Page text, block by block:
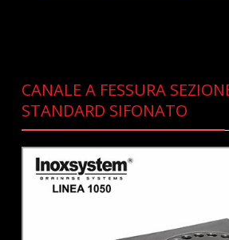
CANALE A FESSURA
STANDARD SIFONATO